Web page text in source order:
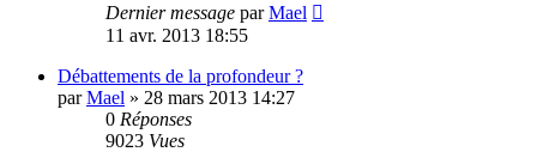
Dernier message parMael
11 avr. 2013 18:55
Débattements de la profondeur ?
parMael » 28 mars 2013 14:27
0 Réponses
9023 Vues